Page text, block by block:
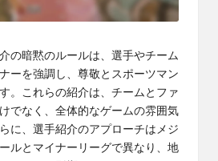
の暗黙のルールは、選手やチーム
ーを強調し、尊敬とスポーツマン
。これらの紹介は、チームとファ
でなく、全体的なゲームの雰囲気
に、選手紹介のアプローチはメジ
ルとマイナーリーグで異なり、地